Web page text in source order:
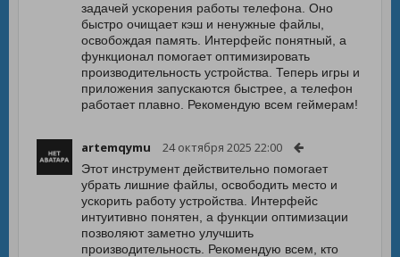
задачей ускорения работы телефона. Оно
быстро очищает кэш и ненужные файлы,
освобождая память. Интерфейс понятный, а
функционал помогает оптимизировать
производительность устройства. Теперь игры и
приложения запускаются быстрее, а телефон
работает плавно. Рекомендую всем геймерам!
artemqymu 24 октября 2025 22:00
Этот инструмент действительно помогает
убрать лишние файлы, освободить место и
ускорить работу устройства. Интерфейс
интуитивно понятен, а функции оптимизации
позволяют заметно улучшить
производительность. Рекомендую всем, кто